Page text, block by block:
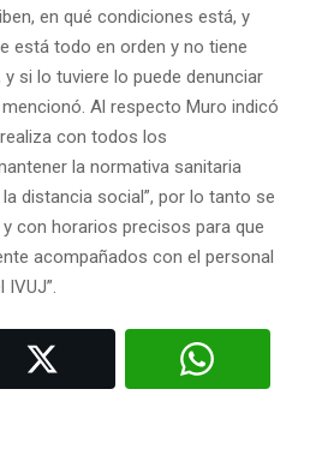
en qué condiciones está, y
está todo en orden y no tiene
si lo tuviere lo puede denunciar
Al respecto Muro indicó
con todos los
la normativa sanitaria
distancia social”, por lo tanto se
con horarios precisos para que
acompañados con el personal